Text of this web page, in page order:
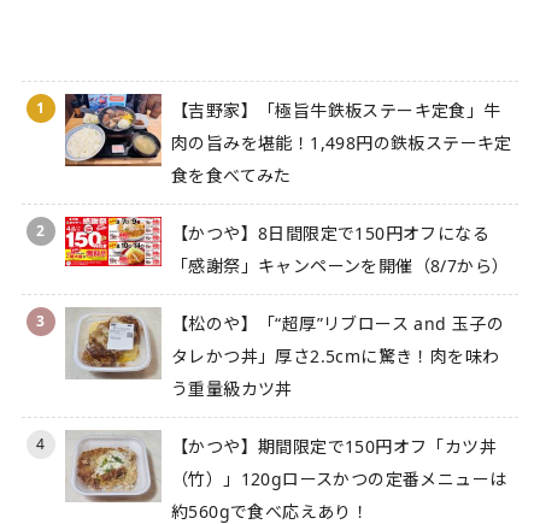
1
【吉野家】「極旨牛鉄板ステーキ定食」牛
肉の旨みを堪能！1,498円の鉄板ステーキ定
食を食べてみた
2
【かつや】8日間限定で150円オフになる
「感謝祭」キャンペーンを開催（8/7から）
3
【松のや】「“超厚”リブロース and 玉子の
タレかつ丼」厚さ2.5cmに驚き！肉を味わ
う重量級カツ丼
4
【かつや】期間限定で150円オフ「カツ丼
（竹）」120gロースかつの定番メニューは
約560gで食べ応えあり！